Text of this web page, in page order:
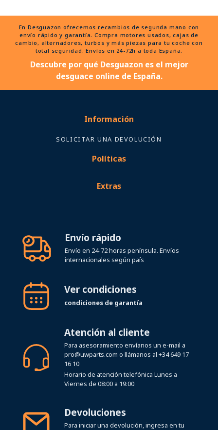
En Desguazon ofrecemos recambios de segunda mano con
envío rápido y garantía. Compra motores usados, cajas de
cambio, alternadores, turbos y más piezas para tu coche con
total seguridad. Envíos en 24-72h a toda España.
Descubre por qué Desguazon es el mejor
desguace online de España.
Información
SOLICITAR UNA DEVOLUCIÓN
Políticas
Extras
Envío rápido
Envío en 24-72 horas península. Envíos
internacionales según país
Ver condiciones
condiciones de garantía
Atención al cliente
Para asesoramiento envíanos un e-mail a
pro@uwparts.com o llámanos al +34 649 17
16 10
Horario de atención telefónica Lunes a
Viernes de 08:00 a 19:00
Devoluciones
Para iniciar una devolución, ingresa en tu